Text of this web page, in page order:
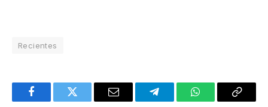
Recientes
FacebookTwitter Email TelegramWhatsAppCopy